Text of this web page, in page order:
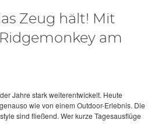
Zeug hält! Mit
am
Jahre stark weiterentwickelt. Heute
wie von einem Outdoor-Erlebnis. Die
sind fließend. Wer kurze Tagesausflüge